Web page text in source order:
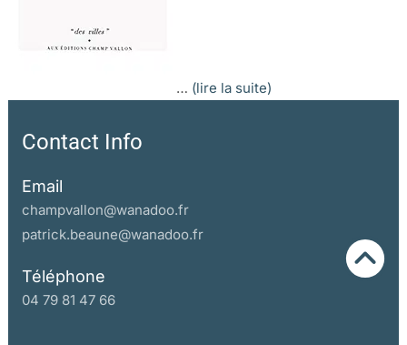
… (lire la suite)
Contact Info
Email
champvallon@wanadoo.fr
patrick.beaune@wanadoo.fr
Téléphone
04 79 81 47 66